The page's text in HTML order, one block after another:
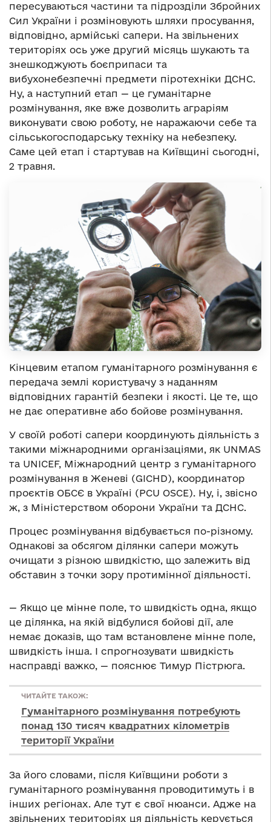
пересуваються частини та підрозділи Збройних
Сил України і розміновують шляхи просування,
відповідно, армійські сапери. На звільнених
територіях ось уже другий місяць шукають та
знешкоджують боєприпаси та
вибухонебезпечні предмети піротехніки ДСНС.
Ну, а наступний етап — це гуманітарне
розмінування, яке вже дозволить аграріям
виконувати свою роботу, не наражаючи себе та
сільськогосподарську техніку на небезпеку.
Саме цей етап і стартував на Київщині сьогодні,
2 травня.
Кінцевим етапом гуманітарного розмінування є
передача землі користувачу з наданням
відповідних гарантій безпеки і якості. Це те, що
не дає оперативне або бойове розмінування.
У своїй роботі сапери координують діяльність з
такими міжнародними організаціями, як UNMAS
та UNICEF, Міжнародний центр з гуманітарного
розмінування в Женеві (GICHD), координатор
проєктів ОБСЄ в Україні (PCU OSCE). Ну, і, звісно
ж, з Міністерством оборони України та ДСНС.
Процес розмінування відбувається по-різному.
Однакові за обсягом ділянки сапери можуть
очищати з різною швидкістю, що залежить від
обставин з точки зору протимінної діяльності.
— Якщо це мінне поле, то швидкість одна, якщо
це ділянка, на якій відбулися бойові дії, але
немає доказів, що там встановлене мінне поле,
швидкість інша. І спрогнозувати швидкість
насправді важко, — пояснює Тимур Пістрюга.
ЧИТАЙТЕ ТАКОЖ:
Гуманітарного розмінування потребують
понад 130 тисяч квадратних кілометрів
території України
За його словами, після Київщини роботи з
гуманітарного розмінування проводитимуть і в
інших регіонах. Але тут є свої нюанси. Адже на
звільнених територіях ця діяльність керується